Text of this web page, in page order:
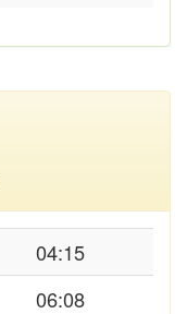
04:15
06:08